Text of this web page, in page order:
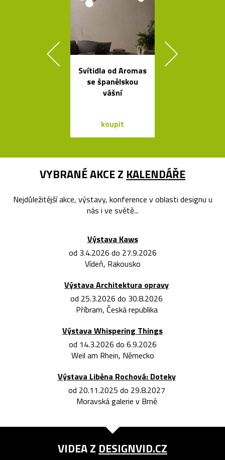
Svítidla od Aromas
se španělskou
vášní
koupit
VYBRANÉ AKCE Z KALENDÁŘE
Nejdůležitější akce, výstavy, konference v oblasti designu u
nás i ve světě...
Výstava Kaws
od 3.4.2026 do 27.9.2026
Vídeň, Rakousko
Výstava Architektura opravy
od 25.3.2026 do 30.8.2026
Příbram, Česká republika
Výstava Whispering Things
od 14.3.2026 do 6.9.2026
Weil am Rhein, Německo
Výstava Liběna Rochová: Doteky
od 20.11.2025 do 29.8.2027
Moravská galerie v Brně
VIDEA Z DESIGNVID.CZ